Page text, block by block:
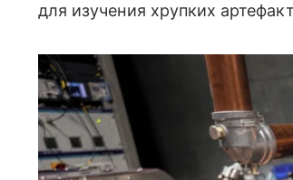
для изучения хрупких